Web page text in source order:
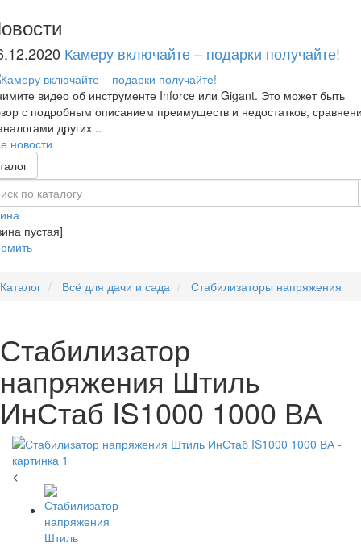
Камеру включайте – подарки получайте!
видео об инструменте Inforce или Gigant. Это может быть
с подробным описанием преимуществ и недостатков,
других ..
новости
пустая]
Каталог Всё для дачи и сада Стабилизаторы напряжения
Стабилизатор
напряжения Штиль
ИнСтаб IS1000 1000 ВА
<